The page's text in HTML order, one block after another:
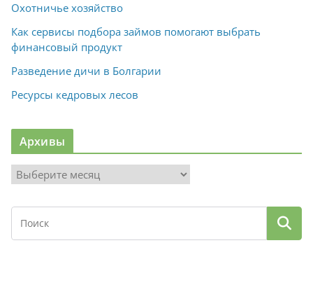
Охотничье хозяйство
Как сервисы подбора займов помогают выбрать
финансовый продукт
Разведение дичи в Болгарии
Ресурсы кедровых лесов
Архивы
х
в